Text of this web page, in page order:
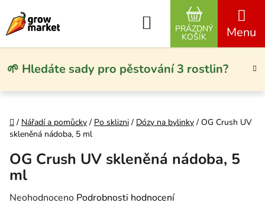
🌱 Hledáte sady pro pěstování 3 rostlin?
Hledat
NÁKUPNÍ
PRÁZDNÝ
KOŠÍK
Domů
/ Nářadí a pomůcky / Po sklizni / Dózy na bylinky / OG Crush UV
skleněná nádoba, 5 ml
OG Crush UV skleněná nádoba, 5
ml
Průměrné hodnocení produktu je 0,0 z 5 hvězdiček.
Neohodnoceno Podrobnosti hodnocení